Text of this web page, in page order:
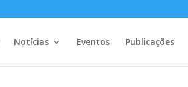
Notícias Eventos Publicações